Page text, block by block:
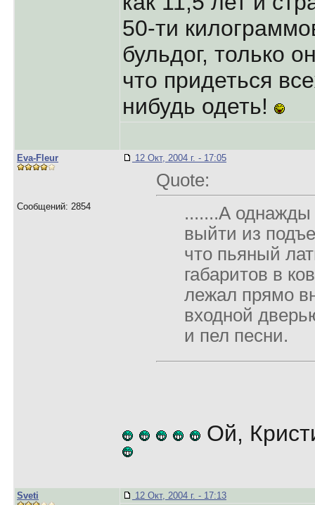
50-ти
бульдог, только
что придеться
нибудь одеть!
Eva-Fleur
Сообщений: 2854
12 Окт, 2004 г. - 17:05
Quote:
.......А однажды
выйти из
что пьяный
габаритов в
лежал прямо
входной
и пел песни.
Ой,
Sveti 12 Окт, 2004 г. - 17:13